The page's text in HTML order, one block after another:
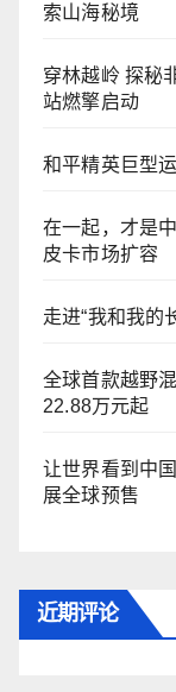
索山海秘境
穿林越岭 探秘
站燃擎启动
和平精英巨型
在一起，才是
皮卡市场扩容
走进“我和我的
全球首款越野
22.88万元起
让世界看到中
展全球预售
近期评论